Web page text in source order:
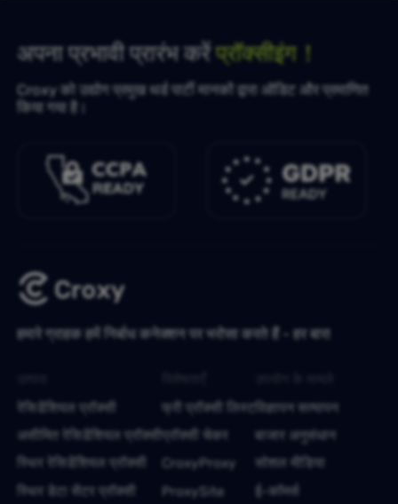
अपना प्रभावी प्रारंभ करेंप्रॉक्सीइंग！
Croxy को उद्योग प्रमुख थर्ड पार्टी मानकों द्वारा ऑडिट और प्रमाणित
किया गया है।
हमारे ग्राहक हमें निर्बाध कनेक्शन पर भरोसा करते हैं - हर बार!
रेसिडेंशियल प्रॉक्सी
असीमित रेसिडेंशियल प्रॉक्सी
स्थिर रेसिडेंशियल प्रॉक्सी
स्थिर डेटा सेंटर प्रॉक्सी
फ्री प्रॉक्सी लिस्ट
प्रॉक्सी चेकर
CroxyProxy
ProxySite
विज्ञापन सत्यापन
बाजार अनुसंधान
सोशल मीडिया
ई-कॉमर्स